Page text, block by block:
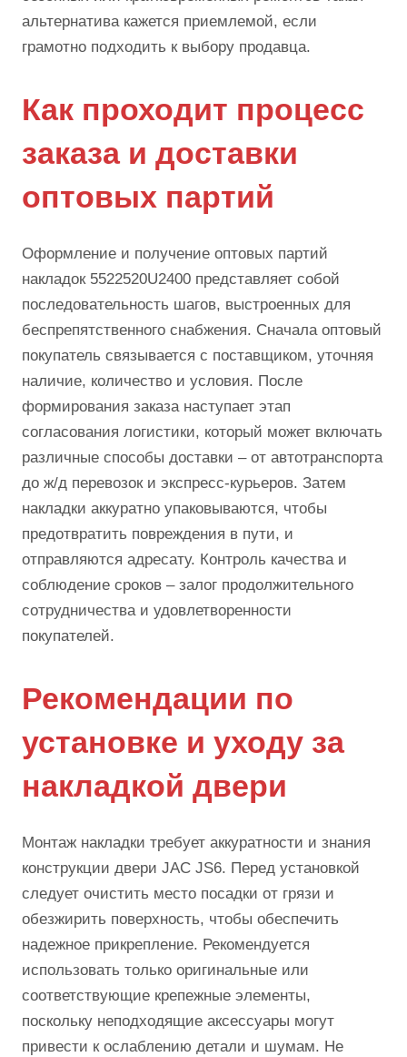
альтернатива кажется приемлемой, если
грамотно подходить к выбору продавца.
Как проходит процесс
заказа и доставки
оптовых партий
Оформление и получение оптовых партий
накладок 5522520U2400 представляет собой
последовательность шагов, выстроенных для
беспрепятственного снабжения. Сначала оптовый
покупатель связывается с поставщиком, уточняя
наличие, количество и условия. После
формирования заказа наступает этап
согласования логистики, который может включать
различные способы доставки – от автотранспорта
до ж/д перевозок и экспресс-курьеров. Затем
накладки аккуратно упаковываются, чтобы
предотвратить повреждения в пути, и
отправляются адресату. Контроль качества и
соблюдение сроков – залог продолжительного
сотрудничества и удовлетворенности
покупателей.
Рекомендации по
установке и уходу за
накладкой двери
Монтаж накладки требует аккуратности и знания
конструкции двери JAC JS6. Перед установкой
следует очистить место посадки от грязи и
обезжирить поверхность, чтобы обеспечить
надежное прикрепление. Рекомендуется
использовать только оригинальные или
соответствующие крепежные элементы,
поскольку неподходящие аксессуары могут
привести к ослаблению детали и шумам. Не